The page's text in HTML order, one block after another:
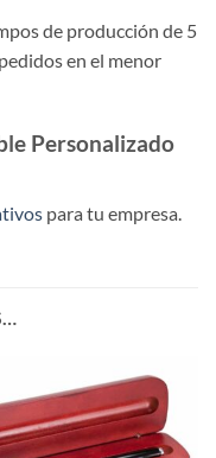
de producción de 5
en el menor
Personalizado
para tu empresa.